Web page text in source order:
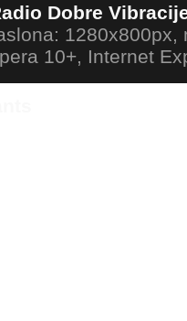
Dobre
1280x800px,
10+, Internet